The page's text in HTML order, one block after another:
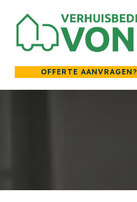
OFFERTE AANVRAGEN?